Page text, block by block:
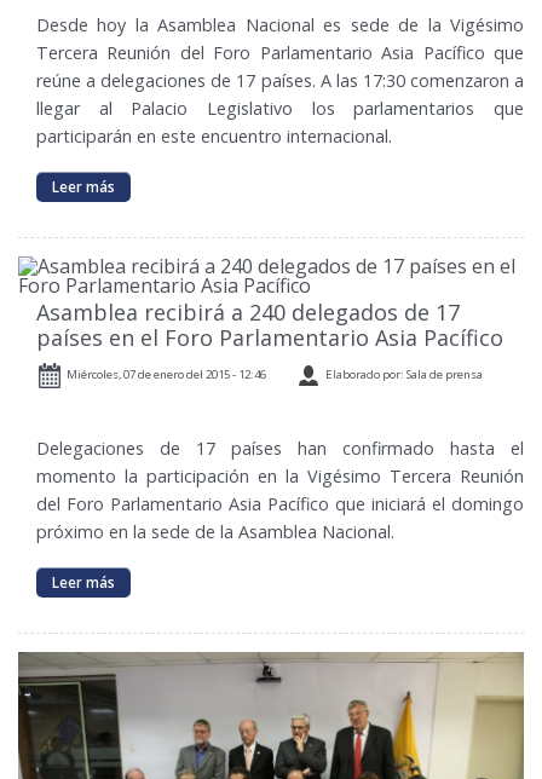
Desde hoy la Asamblea Nacional es sede de la Vigésimo
Tercera Reunión del Foro Parlamentario Asia Pacífico que
reúne a delegaciones de 17 países. A las 17:30 comenzaron a
llegar al Palacio Legislativo los parlamentarios que
participarán en este encuentro internacional.
Leer más
Asamblea recibirá a 240 delegados de 17
países en el Foro Parlamentario Asia Pacífico
Miércoles, 07 de enero del 2015 - 12:46 Elaborado por: Sala de prensa
Delegaciones de 17 países han confirmado hasta el
momento la participación en la Vigésimo Tercera Reunión
del Foro Parlamentario Asia Pacífico que iniciará el domingo
próximo en la sede de la Asamblea Nacional.
Leer más